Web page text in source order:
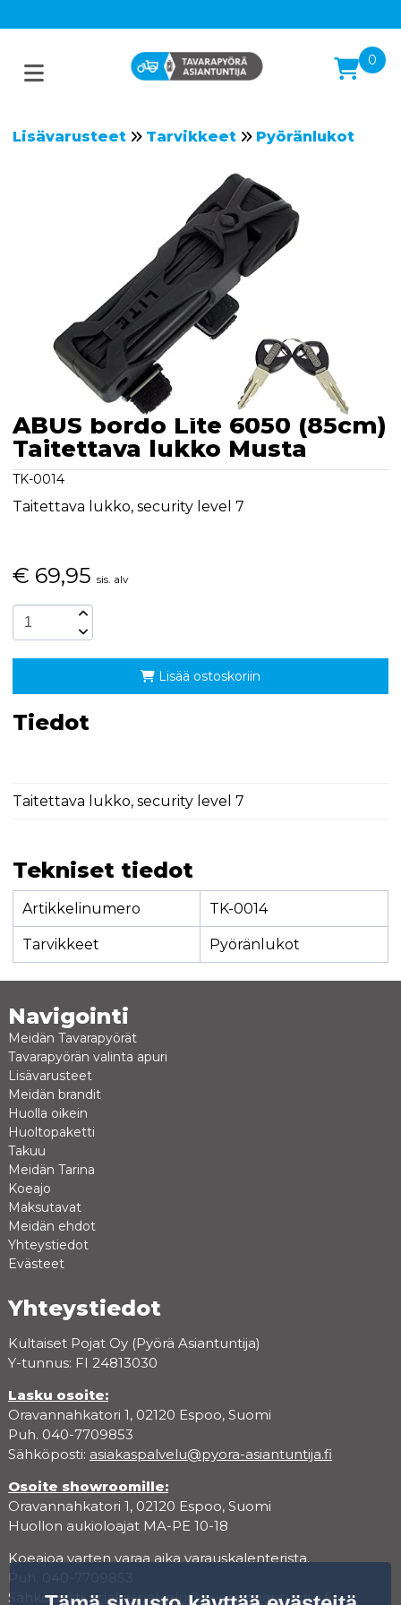
0
Lisävarusteet Tarvikkeet Pyöränlukot
ABUS bordo Lite 6050 (85cm)
Taitettava lukko Musta
TK-0014
Taitettava lukko, security level 7
€ 69,95 sis. alv
Lisää ostoskoriin
Tiedot
Taitettava lukko, security level 7
Tekniset tiedot
Artikkelinumero TK-0014
Tarvikkeet Pyöränlukot
Navigointi
Meidän Tavarapyörät
Tavarapyörän valinta apuri
Lisävarusteet
Meidän brandit
Huolla oikein
Huoltopaketti
Takuu
Meidän Tarina
Koeajo
Maksutavat
Meidän ehdot
Yhteystiedot
Evästeet
Yhteystiedot
Kultaiset Pojat Oy (Pyörä Asiantuntija)
Y-tunnus: FI 24813030
Lasku osoite:
Oravannahkatori 1, 02120 Espoo, Suomi
Puh. 040-7709853
Sähköposti: asiakaspalvelu@pyora-asiantuntija.fi
Osoite showroomille:
Oravannahkatori 1, 02120 Espoo, Suomi
Huollon aukioloajat MA-PE 10-18
Koeajoa varten varaa aika varauskalenterista.
Sähköposti:asiakaspalvelu@pyora-asiantuntija.fi